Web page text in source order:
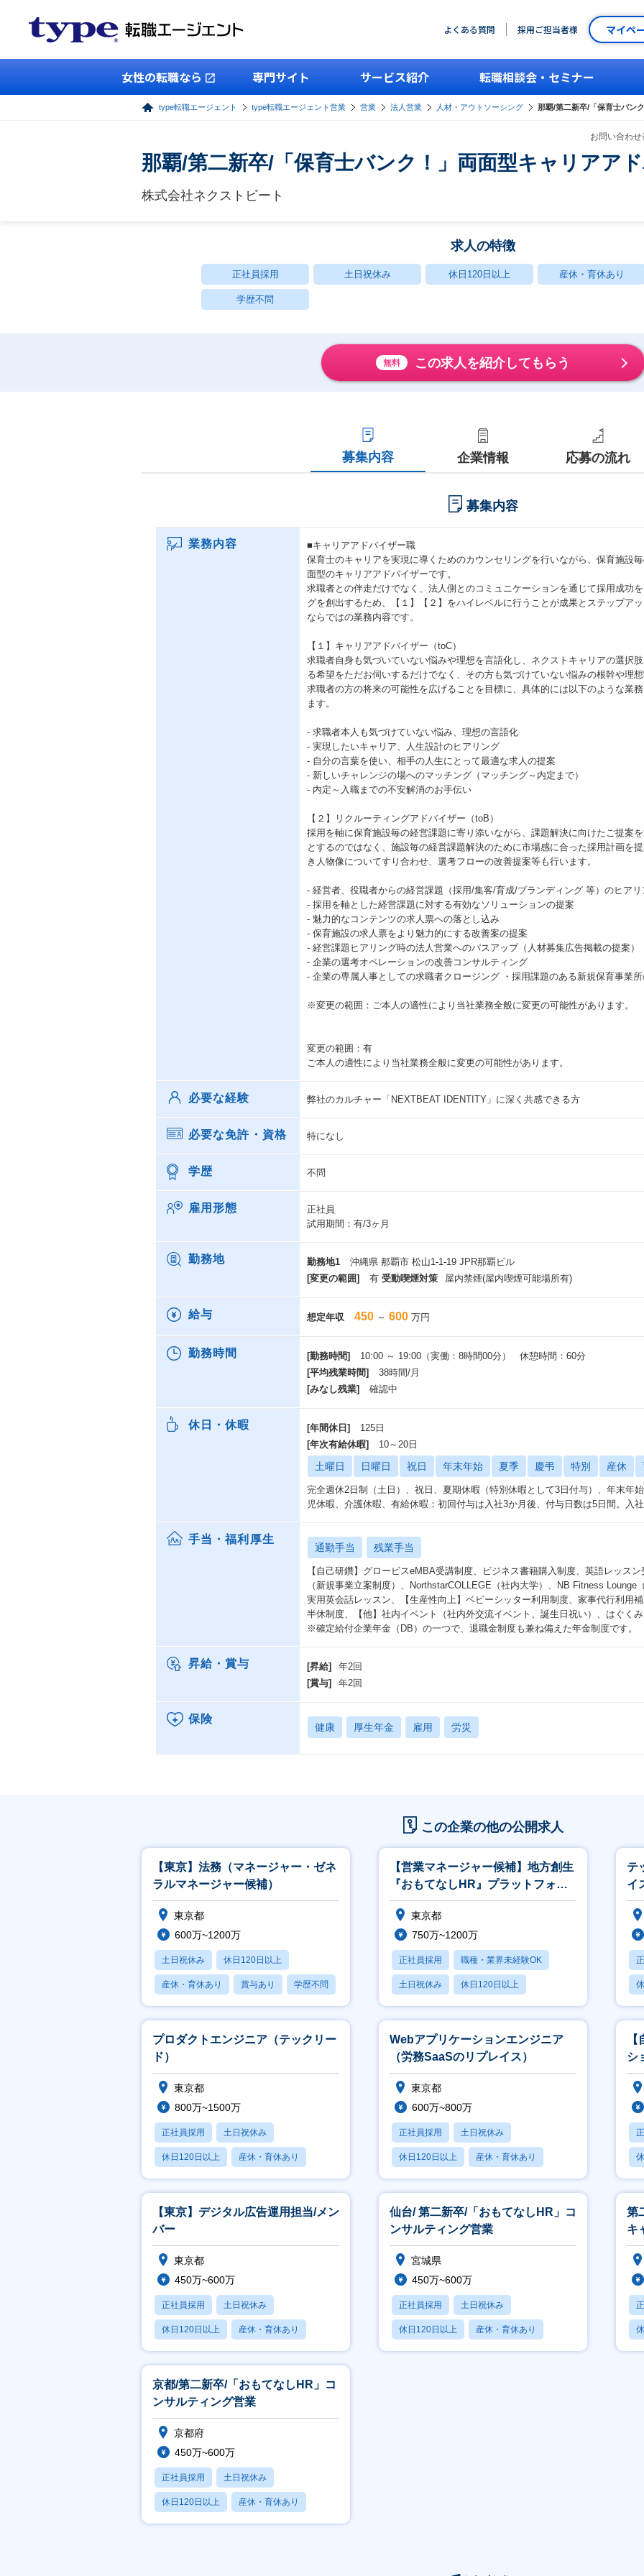
よくある質問 採用ご担当者様 マイペ
女性の転職なら 専門サイト サービス紹介 転職相談会・セミナー
type転職エージェント type転職エージェント営業 営業 法人営業 人材・アウトソーシング 那覇/第二新卒/「保育士バン
お問い合わ
那覇/第二新卒/「保育士バンク！」両面型キャリアア
株式会社ネクストビート
求人の特徴
正社員採用 土日祝休み 休日120日以上 産休・育休あり
学歴不問
無料 この求人を紹介してもらう
募集内容 企業情報 応募の流れ
募集内容
業務内容
■キャリアアドバイザー職
保育士のキャリアを実現に導くためのカウンセリングを行いながら、保育施設
面型のキャリアアドバイザーです。
求職者との伴走だけでなく、法人側とのコミュニケーションを通じて採用成功
グを創出するため、【１】【２】をハイレベルに行うことが成果とステップア
ならではの業務内容です。
【１】キャリアアドバイザー（toC）
求職者自身も気づいていない悩みや理想を言語化し、ネクストキャリアの選択
る希望をただお伺いするだけでなく、その方も気づけていない悩みの根幹や理
求職者の方の将来の可能性を広げることを目標に、具体的には以下のような業
ます。
- 求職者本人も気づけていない悩み、理想の言語化
- 実現したいキャリア、人生設計のヒアリング
- 自分の言葉を使い、相手の人生にとって最適な求人の提案
- 新しいチャレンジの場へのマッチング（マッチング～内定まで）
- 内定～入職までの不安解消のお手伝い
【２】リクルーティングアドバイザー（toB）
採用を軸に保育施設毎の経営課題に寄り添いながら、課題解決に向けたご提案
とするのではなく、施設毎の経営課題解決のために市場感に合った採用計画を
き人物像についてすり合わせ、選考フローの改善提案等も行います。
- 経営者、役職者からの経営課題（採用/集客/育成/ブランディング 等）のヒアリ
- 採用を軸とした経営課題に対する有効なソリューションの提案
- 魅力的なコンテンツの求人票への落とし込み
- 保育施設の求人票をより魅力的にする改善案の提案
- 経営課題ヒアリング時の法人営業へのパスアップ（人材募集広告掲載の提案）
- 企業の選考オペレーションの改善コンサルティング
- 企業の専属人事としての求職者クロージング ・採用課題のある新規保育事業
※変更の範囲：ご本人の適性により当社業務全般に変更の可能性があります。
変更の範囲：有
ご本人の適性により当社業務全般に変更の可能性があります。
必要な経験 弊社のカルチャー「NEXTBEAT IDENTITY」に深く共感できる方
必要な免許・資格 特になし
学歴 不問
雇用形態
正社員
試用期間：有/3ヶ月
勤務地 勤務地1
沖縄県 那覇市 松山1-1-19 JPR那覇ビル
[変更の範囲]
有 受動喫煙対策 屋内禁煙(屋内喫煙可能場所有)
給与 想定年収 450 ～ 600 万円
勤務時間 [勤務時間]
10:00 ～ 19:00（実働：8時間00分） 休憩時間：60分
[平均残業時間]
38時間/月
[みなし残業]
確認中
休日・休暇 [年間休日]
125日
[年次有給休暇]
10～20日
土曜日 日曜日 祝日 年末年始 夏季 慶弔 特別 産休
完全週休2日制（土日）、祝日、夏期休暇（特別休暇として3日付与）、年末年
児休暇、介護休暇、有給休暇：初回付与は入社3か月後、付与日数は5日間。入
手当・福利厚生
通勤手当 残業手当
【自己研鑽】グロービスeMBA受講制度、ビジネス書籍購入制度、英語レッス
（新規事業立案制度）、NorthstarCOLLEGE（社内大学）、NB Fitness
実用英会話レッスン、【生産性向上】ベビーシッター利用制度、家事代行利用
半休制度、【他】社内イベント（社内外交流イベント、誕生日祝い）、はぐく
※確定給付企業年金（DB）の一つで、退職金制度も兼ね備えた年金制度です
昇給・賞与 [昇給]
年2回
[賞与]
年2回
保険
健康 厚生年金 雇用 労災
この企業の他の公開求人
【東京】法務（マネージャー・ゼネ
ラルマネージャー候補）
東京都
600万~1200万
土日祝休み 休日120日以上
産休・育休あり 賞与あり 学歴不問
【営業マネージャー候補】地方創生
『おもてなしHR』プラットフォー
ム／社会貢献◎
東京都
750万~1200万
正社員採用 職種・業界未経験OK
土日祝休み 休日120日以上
産休・育休あり
テ
イ
プロダクトエンジニア（テックリー
ド）
東京都
800万~1500万
正社員採用 土日祝休み
休日120日以上 産休・育休あり
賞与あり
Webアプリケーションエンジニア
（労務SaaSのリプレイス）
東京都
600万~800万
正社員採用 土日祝休み
休日120日以上 産休・育休あり
賞与あり
シ
進
す
【東京】デジタル広告運用担当/メン
バー
東京都
450万~600万
正社員採用 土日祝休み
休日120日以上 産休・育休あり
賞与あり
仙台/ 第二新卒/「おもてなしHR」コ
ンサルティング営業
宮城県
450万~600万
正社員採用 土日祝休み
休日120日以上 産休・育休あり
賞与あり
第
キ
京都/第二新卒/「おもてなしHR」コ
ンサルティング営業
京都府
450万~600万
正社員採用 土日祝休み
休日120日以上 産休・育休あり
賞与あり